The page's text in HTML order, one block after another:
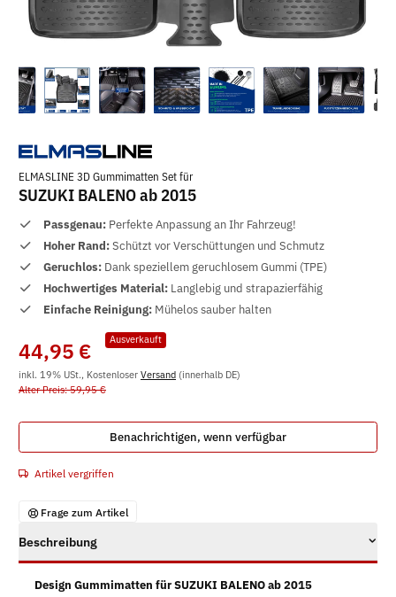
ELMASLINE 3D Gummimatten Set für
SUZUKI BALENO ab 2015
Passgenau: Perfekte Anpassung an Ihr Fahrzeug!
Hoher Rand:Schützt vor Verschüttungen und Schmutz
Geruchlos: Dank speziellem geruchlosem Gummi (TPE)
Hochwertiges Material: Langlebig und strapazierfähig
Einfache Reinigung: Mühelos sauber halten
Ausverkauft
44,95 €
inkl. 19% USt., Kostenloser Versand (innerhalb DE)
Alter Preis: 59,95 €
Benachrichtigen, wenn verfügbar
Artikel vergriffen
Frage zum Artikel
Beschreibung
Design Gummimatten für SUZUKI BALENO ab 2015